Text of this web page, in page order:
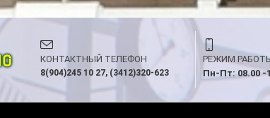
КОНТАКТНЫЙ ТЕЛЕФОН
8(904)245 10 27, (3412)320-623
РЕЖИМ
Пн-Пт: 08.00 -